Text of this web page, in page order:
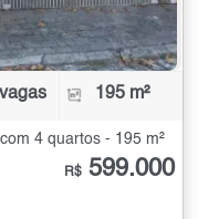
195 m²
4 quartos - 195 m²
R$ 599.000